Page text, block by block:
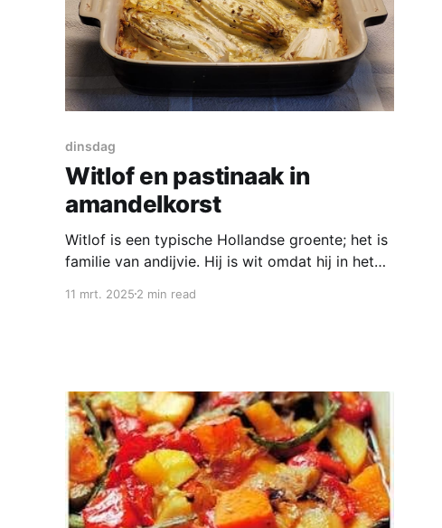
dinsdag
Witlof en pastinaak in
amandelkorst
Witlof is een typische Hollandse groente; het is
familie van andijvie. Hij is wit omdat hij in het
bitter; de soorten van nu zijn milder. Je kunt
11 mrt. 2025 2 min read